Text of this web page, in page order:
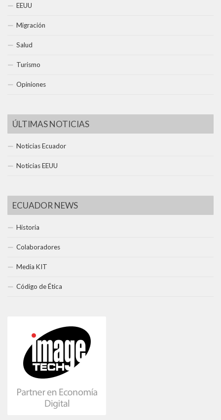
EEUU
Migración
Salud
Turismo
Opiniones
ÚLTIMAS NOTICIAS
Noticias Ecuador
Noticias EEUU
ECUADOR NEWS
Historia
Colaboradores
Media KIT
Código de Ética